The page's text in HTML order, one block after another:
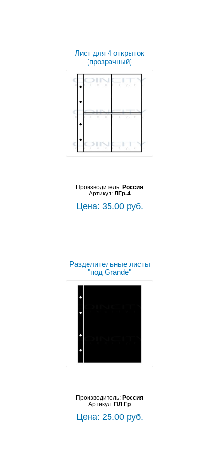
Лист для 4 открыток
(прозрачный)
Производитель: Россия
Артикул: ЛГр-4
Цена: 35.00 руб.
Разделительные листы
"под Grande"
Производитель: Россия
Артикул: ПЛ Гр
Цена: 25.00 руб.